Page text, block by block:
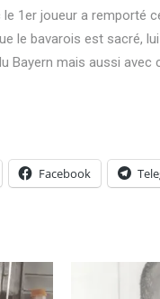
1er joueur a remporté
le bavarois est sacré,
Bayern mais aussi avec
Facebook